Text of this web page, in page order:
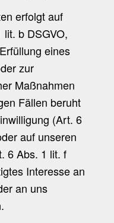
erfolgt auf
b DSGVO,
eines
zur
Maßnahmen
Fällen beruht
(Art. 6
auf unseren
6 Abs. 1 lit. f
Interesse an
an uns